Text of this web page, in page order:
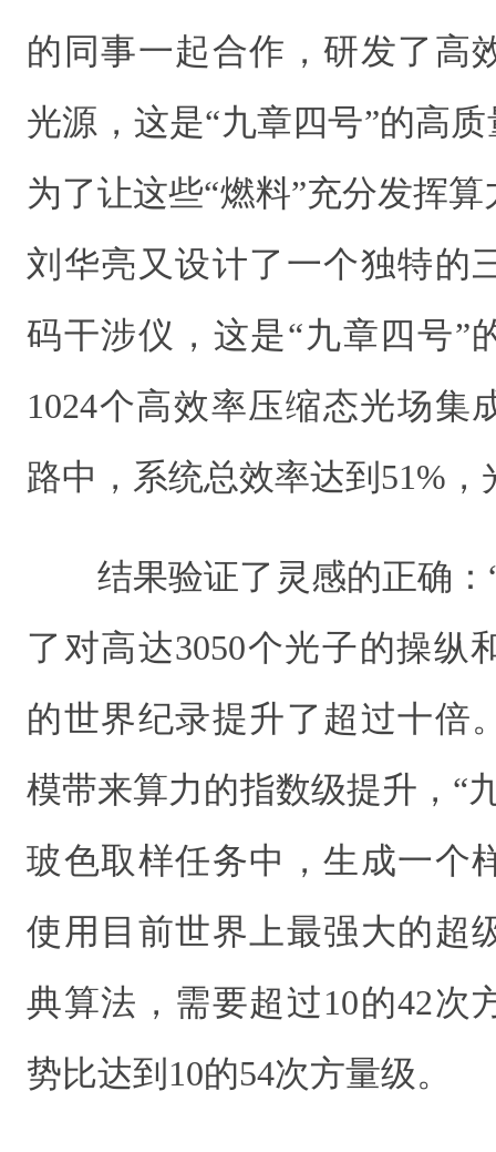
的同事一起合作，研发了高
光源，这是“九章四号”的高
为了让这些“燃料”充分发挥
刘华亮又设计了一个独特的
码干涉仪，这是“九章四号”
1024个高效率压缩态光场集
路中，系统总效率达到51%
结果验证了灵感的正确
了对高达3050个光子的操纵
的世界纪录提升了超过十倍
模带来算力的指数级提升，“
玻色取样任务中，生成一个
使用目前世界上最强大的超
典算法，需要超过10的42次
势比达到10的54次方量级。